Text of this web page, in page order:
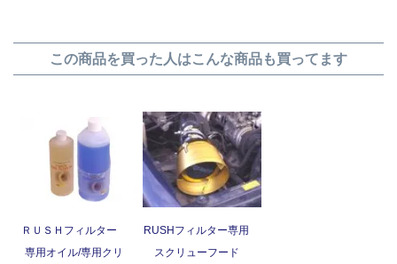
この商品を買った人はこんな商品も買ってます
ＲＵＳＨフィルター
専用オイル/専用クリ
RUSHフィルター専用
スクリューフード